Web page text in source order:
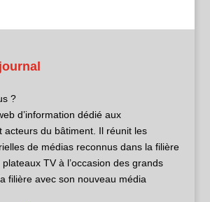
?
d’information dédié aux
acteurs du bâtiment. Il réunit les
de médias reconnus dans la filière
TV à l’occasion des grands
filière avec son nouveau média